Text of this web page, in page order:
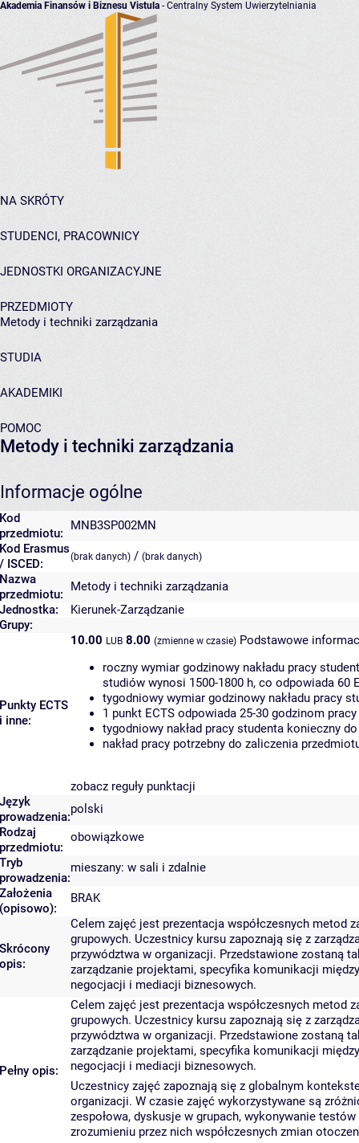
Akademia Finansów i Biznesu Vistula - Centralny System Uwierzytelniania
NA SKRÓTY
STUDENCI, PRACOWNICY
JEDNOSTKI ORGANIZACYJNE
PRZEDMIOTY
Metody i techniki zarządzania
STUDIA
AKADEMIKI
POMOC
Metody i techniki zarządzania
Informacje ogólne
Kod
przedmiotu:
MNB3SP002MN
Kod Erasmus
/ ISCED:
(brak danych) / (brak danych)
Nazwa
przedmiotu:
Metody i techniki zarządzania
Jednostka:
Kierunek-Zarządzanie
Grupy:
Punkty ECTS
i inne:
10.00 LUB 8.00 (zmienne w czasie) Podstawowe
roczny wymiar godzinowy nakładu pracy
studiów wynosi 1500-1800 h, co odpowiada 60
tygodniowy wymiar godzinowy nakładu pracy
1 punkt ECTS odpowiada 25-30 godzinom
tygodniowy nakład pracy studenta konieczny
nakład pracy potrzebny do zaliczenia
zobacz reguły punktacji
Język
prowadzenia:
polski
Rodzaj
przedmiotu:
obowiązkowe
Tryb
prowadzenia:
mieszany: w sali i zdalnie
Założenia
(opisowo):
BRAK
Skrócony
opis:
Celem zajęć jest prezentacja współczesnych
grupowych. Uczestnicy kursu zapoznają się z
przywództwa w organizacji. Przedstawione zostaną
zarządzanie projektami, specyfika komunikacji
negocjacji i mediacji biznesowych.
Pełny opis:
Celem zajęć jest prezentacja współczesnych
grupowych. Uczestnicy kursu zapoznają się z
przywództwa w organizacji. Przedstawione zostaną
zarządzanie projektami, specyfika komunikacji
negocjacji i mediacji biznesowych.
Uczestnicy zajęć zapoznają się z globalnym
organizacji. W czasie zajęć wykorzystywane są
zespołowa, dyskusje w grupach, wykonywanie
zrozumieniu przez nich współczesnych zmian